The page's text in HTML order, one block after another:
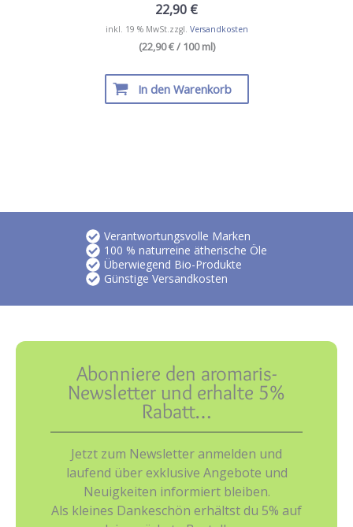
22,90 €
inkl. 19 % MwSt.zzgl. Versandkosten
(22,90 € / 100 ml)
In den Warenkorb
Verantwortungsvolle Marken
100 % naturreine ätherische Öle
Überwiegend Bio-Produkte
Günstige Versandkosten
Abonniere den aromaris-
Newsletter und erhalte 5%
Rabatt…
Jetzt zum Newsletter anmelden und
laufend über exklusive Angebote und
Neuigkeiten informiert bleiben.
Als kleines Dankeschön erhältst du 5% auf